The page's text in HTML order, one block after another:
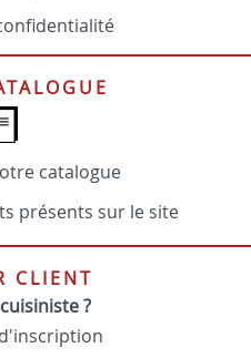
catalogue
présents sur le site
CLIENT
?